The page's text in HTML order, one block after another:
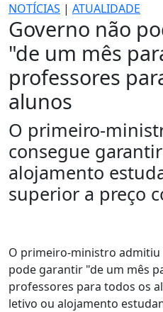
NOTÍCIAS | ATUALIDADE
Governo não
"de um mês
professores
alunos
O primeiro-
consegue
alojamento
superior a preço
O primeiro-ministro admitiu
pode garantir "de um mês
professores para todos os
letivo ou alojamento